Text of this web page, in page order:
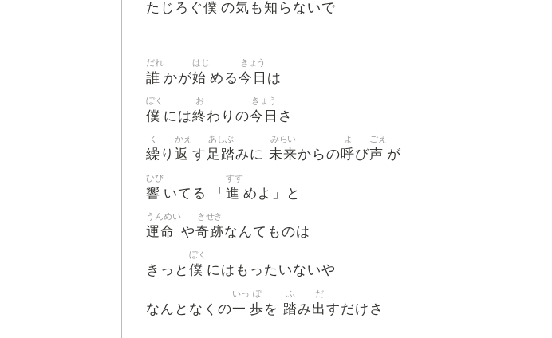
たじろぐ僕 の気 も知 らないで
誰
だれ
かが始
はじ
める今日
きょう
は
僕
ぼく
には終
お
わりの今日
きょう
さ
繰
く
り 返
かえ
す 足踏
あしぶ
みに 未来
みらい
からの呼
よ
び声
ごえ
が
響
ひび
いてる 「 進
すす
めよ」と
運命
うんめい
や奇跡
きせき
なんてものは
きっと 僕
ぼく
にはもったいないや
なんとなくの一
いっ
歩
ぽ
を 踏
ふ
み出
だ
すだけさ